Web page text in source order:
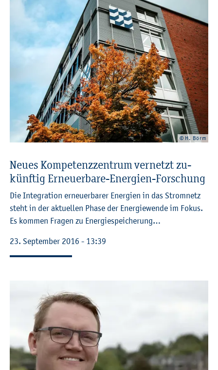
© H. Börm
Neues Kom­pe­tenz­zen­trum ver­netzt zu­
künf­tig Er­neu­er­ba­re-En­er­gi­en-For­schung
Die In­te­gra­ti­on er­neu­er­ba­rer En­er­gi­en in das Strom­netz
steht in der ak­tu­el­len Phase der En­er­gie­wen­de im Fokus.
Es kom­men Fra­gen zu En­er­gie­spei­che­rung…
23. Sep­tem­ber 2016 - 13:39